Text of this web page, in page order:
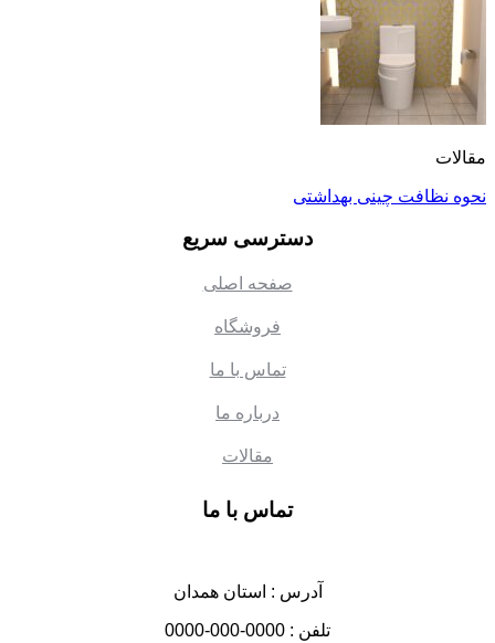
مقالات
نحوه نظافت چینی بهداشتی
دسترسی سریع
صفحه اصلی
فروشگاه
تماس با ما
درباره ما
مقالات
تماس با ما
آدرس : استان همدان
تلفن : 0000-000-0000